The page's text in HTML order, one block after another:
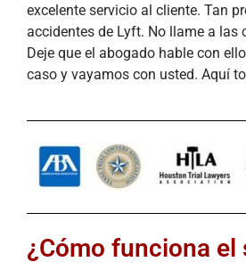
excelente servicio al cliente. Tan
accidentes de Lyft. No llame a las
Deje que el abogado hable con
caso y vayamos con usted. Aquí
¿Cómo funciona el